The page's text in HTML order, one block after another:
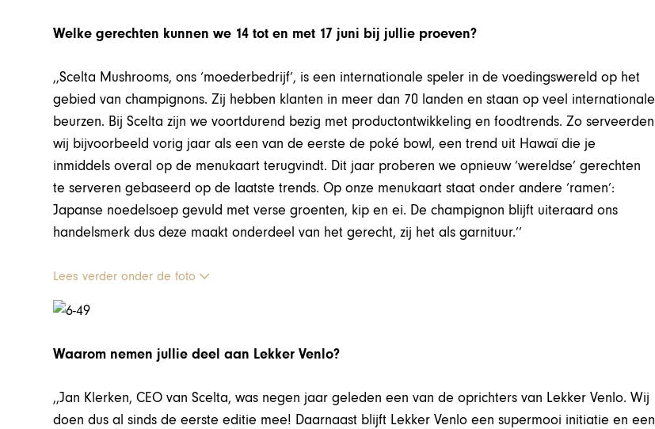
Welke gerechten kunnen we 14 tot en met 17 juni bij jullie proeven?
,,Scelta Mushrooms, ons ‘moederbedrijf’, is een internationale speler in de voedingswereld op het
gebied van champignons. Zij hebben klanten in meer dan 70 landen en staan op veel internationale
beurzen. Bij Scelta zijn we voortdurend bezig met productontwikkeling en foodtrends. Zo serveerden
wij bijvoorbeeld vorig jaar als een van de eerste de poké bowl, een trend uit Hawaï die je
inmiddels overal op de menukaart terugvindt. Dit jaar proberen we opnieuw ‘wereldse’ gerechten
te serveren gebaseerd op de laatste trends. Op onze menukaart staat onder andere ‘ramen’:
Japanse noedelsoep gevuld met verse groenten, kip en ei. De champignon blijft uiteraard ons
handelsmerk dus deze maakt onderdeel van het gerecht, zij het als garnituur.’’
Lees verder onder de foto
Waarom nemen jullie deel aan Lekker Venlo?
,,Jan Klerken, CEO van Scelta, was negen jaar geleden een van de oprichters van Lekker Venlo. Wij
doen dus al sinds de eerste editie mee! Daarnaast blijft Lekker Venlo een supermooi initiatie en een